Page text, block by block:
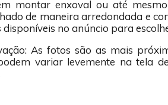
montar enxoval ou até
de maneira arredondada e
disponíveis no anúncio para
As fotos são as mais
variar levemente na tela